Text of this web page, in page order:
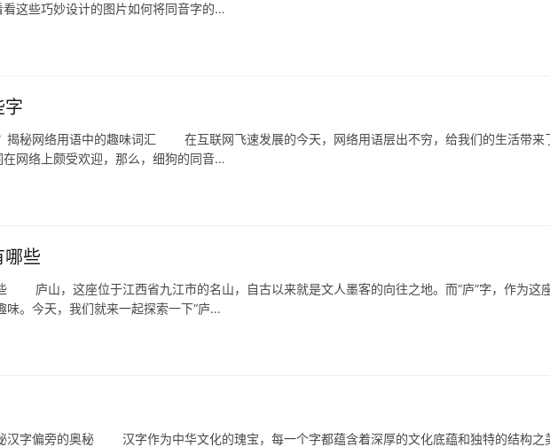
看这些巧妙设计的图片如何将同音字的…
字
秘网络用语中的趣味词汇 在互联网飞速发展的今天，网络用语层出不穷，给我们的生活带来
在网络上颇受欢迎，那么，细狗的同音…
哪些
山，这座位于江西省九江市的名山，自古以来就是文人墨客的向往之地。而“庐”字，作为这
味。今天，我们就来一起探索一下“庐…
字偏旁的奥秘 汉字作为中华文化的瑰宝，每一个字都蕴含着深厚的文化底蕴和独特的结构之